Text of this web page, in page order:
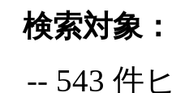
検索対象
-- 543 件